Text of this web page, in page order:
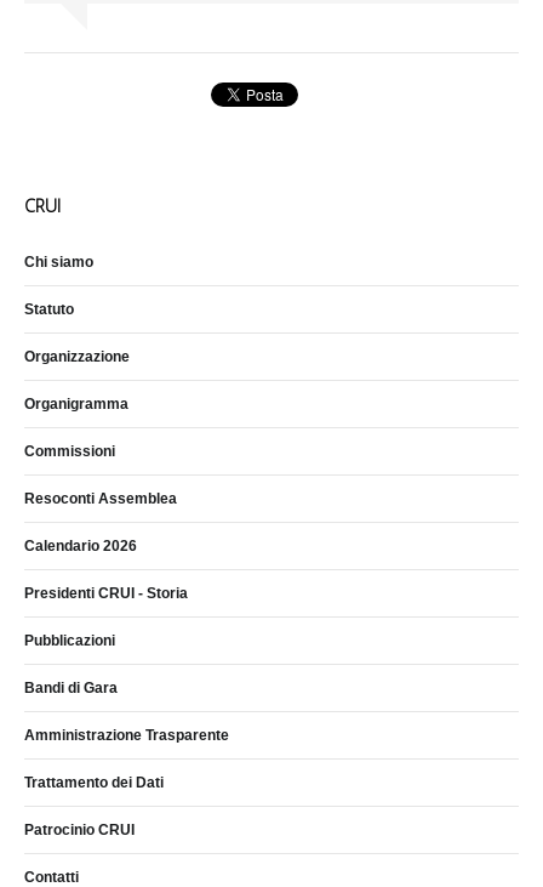
CRUI
Chi siamo
Statuto
Organizzazione
Organigramma
Commissioni
Resoconti Assemblea
Calendario 2026
Presidenti CRUI - Storia
Pubblicazioni
Bandi di Gara
Amministrazione Trasparente
Trattamento dei Dati
Patrocinio CRUI
Contatti